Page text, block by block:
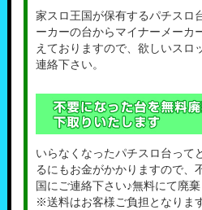
家スロ王国が保有するパチスロ
ーカーの台からマイナーメーカ
えておりますので、欲しいスロ
連絡下さい。
いらなくなったパチスロ台って
るにもお金がかかりますので、
国にご連絡下さい♪無料にて廃
※送料はお客様ご負担となりま